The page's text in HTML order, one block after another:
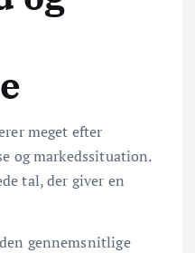
meget efter
og markedssituation.
tal, der giver en
gennemsnitlige